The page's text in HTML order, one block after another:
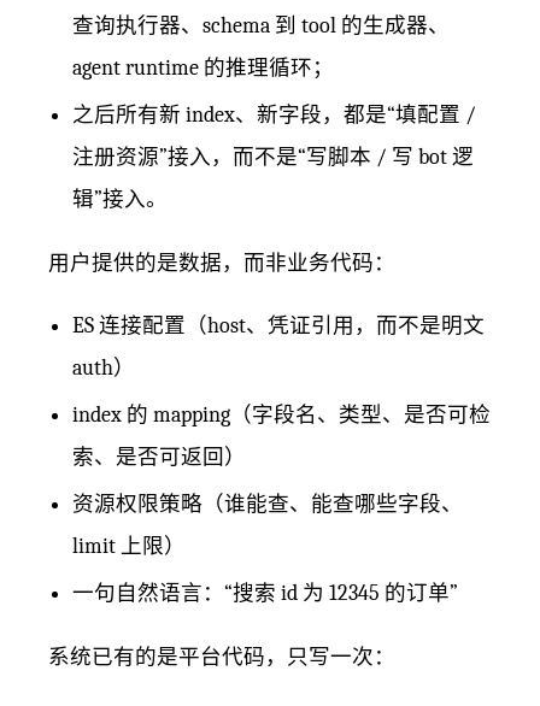
查询执行器、schema 到 tool 的生成器、
agent runtime 的推理循环；
之后所有新 index、新字段，都是“填配置 /
注册资源”接入，而不是“写脚本 / 写 bot 逻
辑”接入。
用户提供的是数据，而非业务代码：
ES 连接配置（host、凭证引用，而不是明文
auth）
index 的 mapping（字段名、类型、是否可检
索、是否可返回）
资源权限策略（谁能查、能查哪些字段、
limit 上限）
一句自然语言：“搜索 id 为 12345 的订单”
系统已有的是平台代码，只写一次：